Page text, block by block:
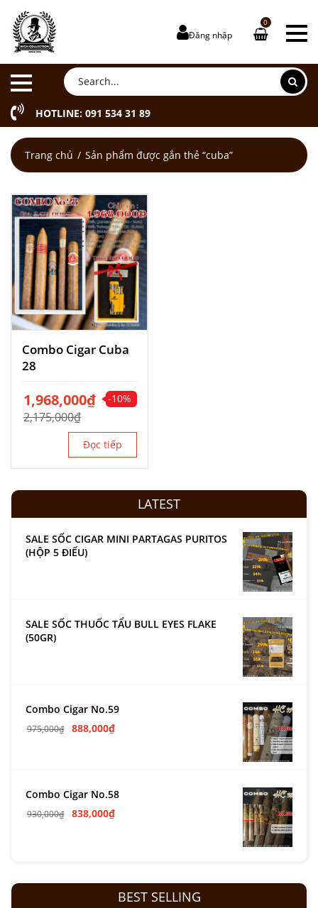
Đăng nhập
0
HOTLINE: 091 534 31 89
Trang chủ Sản phẩm được gắn thẻ “cuba”
Combo Cigar Cuba
28
2,175,000₫
Giá
gốc
là:
2,175,000₫.
1,968,000₫
Giá
hiện
tại
-10%
Đọc tiếp
LATEST
SALE SỐC CIGAR MINI PARTAGAS PURITOS
(HỘP 5 ĐIẾU)
SALE SỐC THUỐC TẨU BULL EYES FLAKE
(50GR)
Combo Cigar No.59
975,000₫ 888,000₫
Combo Cigar No.58
930,000₫ 838,000₫
BEST SELLING